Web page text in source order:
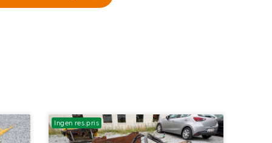
Ingen res.pris